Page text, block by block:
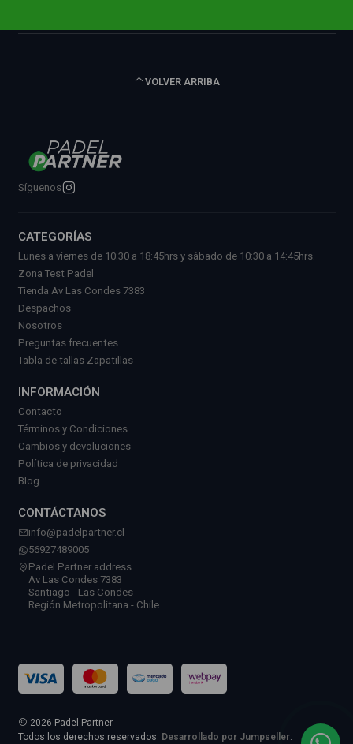
VOLVER ARRIBA
Síguenos
CATEGORÍAS
Lunes a viernes de 10:30 a 18:45hrs y sábado de 10:30 a 14:45hrs.
Zona Test Padel
Tienda Av Las Condes 7383
Despachos
Nosotros
Preguntas frecuentes
Tabla de tallas Zapatillas
INFORMACIÓN
Contacto
Términos y Condiciones
Cambios y devoluciones
Política de privacidad
Blog
CONTÁCTANOS
info@padelpartner.cl
56927489005
Padel Partner address
Av Las Condes 7383
Santiago - Las Condes
Región Metropolitana - Chile
2026 Padel Partner.
Todos los derechos reservados. Desarrollado por Jumpseller.